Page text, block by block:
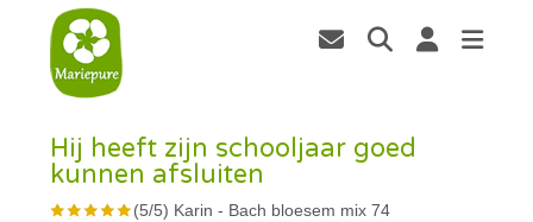
Hij heeft zijn schooljaar goed
kunnen afsluiten
(5/5) Karin - Bach bloesem mix 74